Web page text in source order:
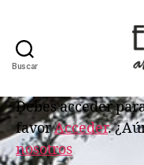
Buscar
Debes acceder
favorAcceder.
nosotros